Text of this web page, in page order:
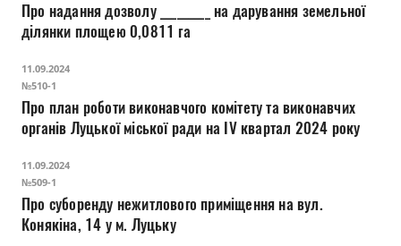
Про надання дозволу _________ на дарування земельної
ділянки площею 0,0811 га
11.09.2024
№510-1
Про план роботи виконавчого комітету та виконавчих
органів Луцької міської ради на ІV квартал 2024 року
11.09.2024
№509-1
Про суборенду нежитлового приміщення на вул.
Конякіна, 14 у м. Луцьку